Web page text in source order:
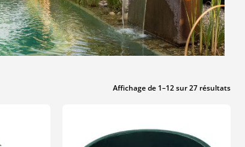
Affichage de 1–12 sur 27 résultats